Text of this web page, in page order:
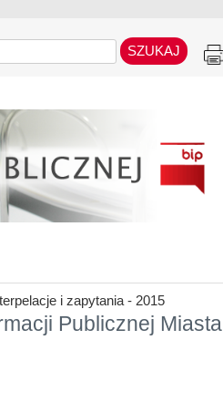
i zapytania - 2015
Publicznej Miasta